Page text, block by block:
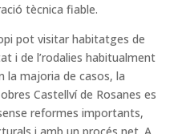
tècnica fiable.
pot visitar habitatges de
i de l’rodalies habitualment
la majoria de casos, la
Castellví de Rosanes es
reformes importants,